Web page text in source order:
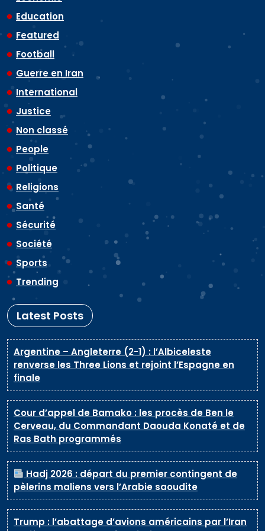
Education
Featured
Football
Guerre en Iran
International
Justice
Non classé
People
Politique
Religions
Santé
Sécurité
Société
Sports
Trending
Latest Posts
Argentine – Angleterre (2-1) : l’Albiceleste
renverse les Three Lions et rejoint l’Espagne en
finale
Cour d’appel de Bamako : les procès de Ben le
Cerveau, du Commandant Daouda Konaté et de
Ras Bath programmés
Hadj 2026 : départ du premier contingent de
pèlerins maliens vers l’Arabie saoudite
Trump : l’abattage d’avions américains par l’Iran